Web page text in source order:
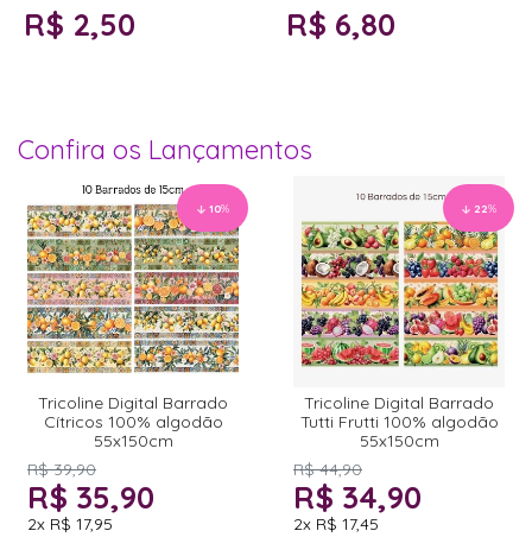
R$ 2,50 R$ 6,80
Confira os Lançamentos
10%
Tricoline Digital Barrado
Cítricos 100% algodão
55x150cm
R$ 39,90
R$ 35,90
2x R$ 17,95
22%
Tricoline Digital Barrado
Tutti Frutti 100% algodão
55x150cm
R$ 44,90
R$ 34,90
2x R$ 17,45